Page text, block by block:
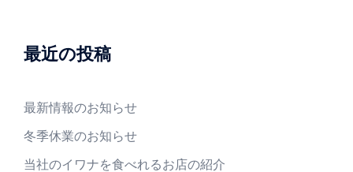
最近の投稿
最新情報のお知らせ
冬季休業のお知らせ
当社のイワナを食べれるお店の紹介